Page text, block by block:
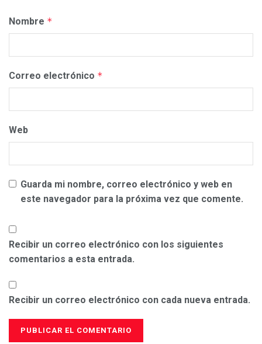
Nombre *
Correo electrónico *
Web
Guarda mi nombre, correo electrónico y web en
este navegador para la próxima vez que comente.
Recibir un correo electrónico con los siguientes
comentarios a esta entrada.
Recibir un correo electrónico con cada nueva entrada.